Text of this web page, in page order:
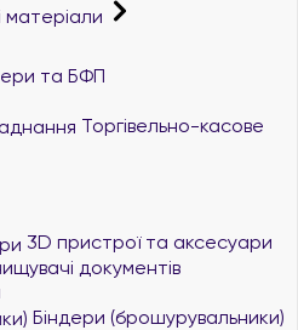
матеріали
та БФП
Торгівельно-касове
3D пристрої та аксесуари
документів
Біндери (брошурувальники)